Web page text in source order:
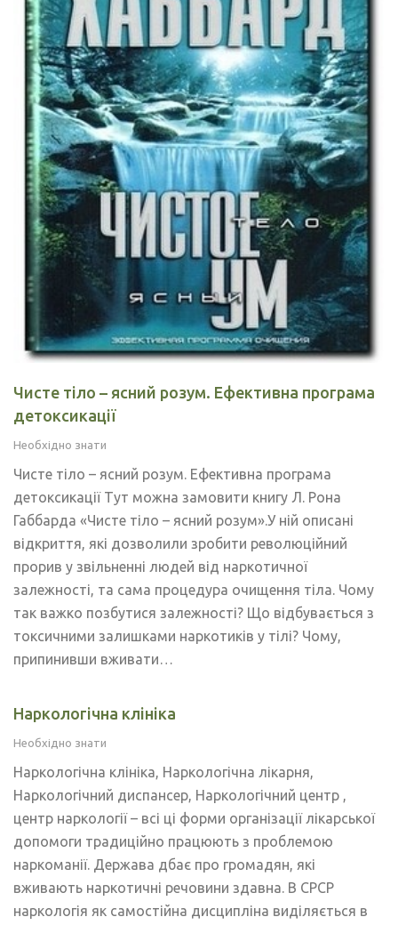
Чисте тіло – ясний розум. Ефективна програма
детоксикації
Необхідно знати
Чисте тіло – ясний розум. Ефективна програма
детоксикації Тут можна замовити книгу Л. Рона
Габбарда «Чисте тіло – ясний розум».У ній описані
відкриття, які дозволили зробити революційний
прорив у звільненні людей від наркотичної
залежності, та сама процедура очищення тіла. Чому
так важко позбутися залежності? Що відбувається з
токсичними залишками наркотиків у тілі? Чому,
припинивши вживати…
Наркологічна клініка
Необхідно знати
Наркологічна клініка, Наркологічна лікарня,
Наркологічний диспансер, Наркологічний центр ,
центр наркології – всі ці форми організації лікарської
допомоги традиційно працюють з проблемою
наркоманії. Держава дбає про громадян, які
вживають наркотичні речовини здавна. В СРСР
наркологія як самостійна дисципліна виділяється в